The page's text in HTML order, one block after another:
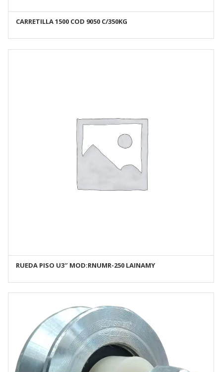
AÑADIR AL CARRITO
CARRETILLA 1500 COD 9050 C/350KG
AÑADIR AL CARRITO
RUEDA PISO U3″ MOD:RNUMR-250 LAINAMY